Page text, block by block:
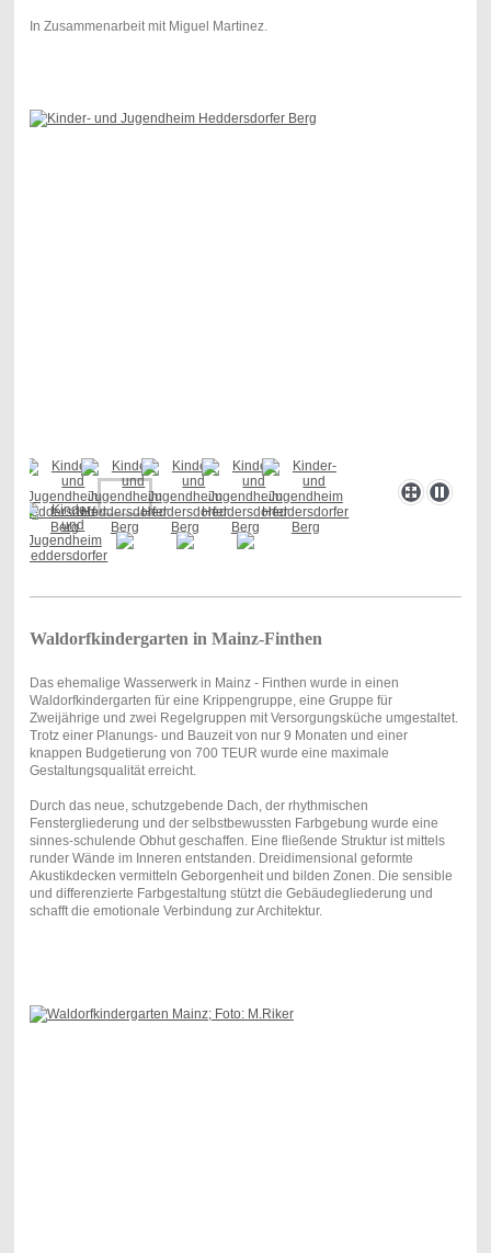
In Zusammenarbeit mit Miguel Martinez.
Waldorfkindergarten in Mainz-Finthen
Das ehemalige Wasserwerk in Mainz - Finthen wurde in einen
Waldorfkindergarten für eine Krippengruppe, eine Gruppe für
Zweijährige und zwei Regelgruppen mit Versorgungsküche umgestaltet.
Trotz einer Planungs- und Bauzeit von nur 9 Monaten und einer
knappen Budgetierung von 700 TEUR wurde eine maximale
Gestaltungsqualität erreicht.
Durch das neue, schutzgebende Dach, der rhythmischen
Fenstergliederung und der selbstbewussten Farbgebung wurde eine
sinnes-schulende Obhut geschaffen. Eine fließende Struktur ist mittels
runder Wände im Inneren entstanden. Dreidimensional geformte
Akustikdecken vermitteln Geborgenheit und bilden Zonen. Die sensible
und differenzierte Farbgestaltung stützt die Gebäudegliederung und
schafft die emotionale Verbindung zur Architektur.